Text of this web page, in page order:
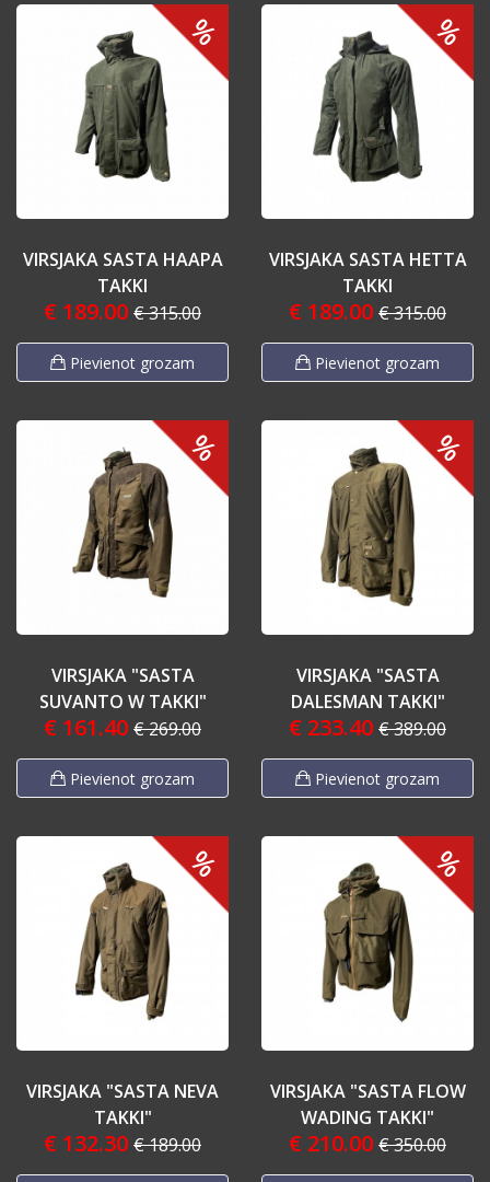
%
VIRSJAKA SASTA HAAPA
TAKKI
€ 189.00 € 315.00
Pievienot grozam
%
VIRSJAKA SASTA HETTA
TAKKI
€ 189.00 € 315.00
Pievienot grozam
%
VIRSJAKA "SASTA
SUVANTO W TAKKI"
€ 161.40 € 269.00
Pievienot grozam
%
VIRSJAKA "SASTA
DALESMAN TAKKI"
€ 233.40 € 389.00
Pievienot grozam
%
VIRSJAKA "SASTA NEVA
TAKKI"
€ 132.30 € 189.00
%
VIRSJAKA "SASTA FLOW
WADING TAKKI"
€ 210.00 € 350.00